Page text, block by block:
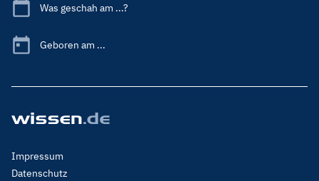
Was geschah am ...?
Geboren am ...
Footer
Menu
Impressum
Datenschutz